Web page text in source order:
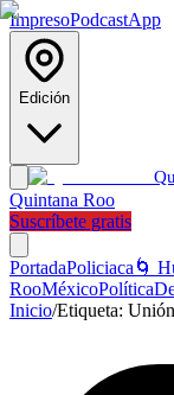
ImpresoPodcastApp
Edición
Quintana Roo
Suscríbete gratis
PortadaPoliciaca 🌀
RooMéxicoPolítica
Inicio/Etiqueta: